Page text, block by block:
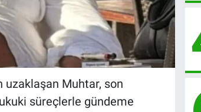
uzaklaşan Muhtar, son
süreçlerle gündeme